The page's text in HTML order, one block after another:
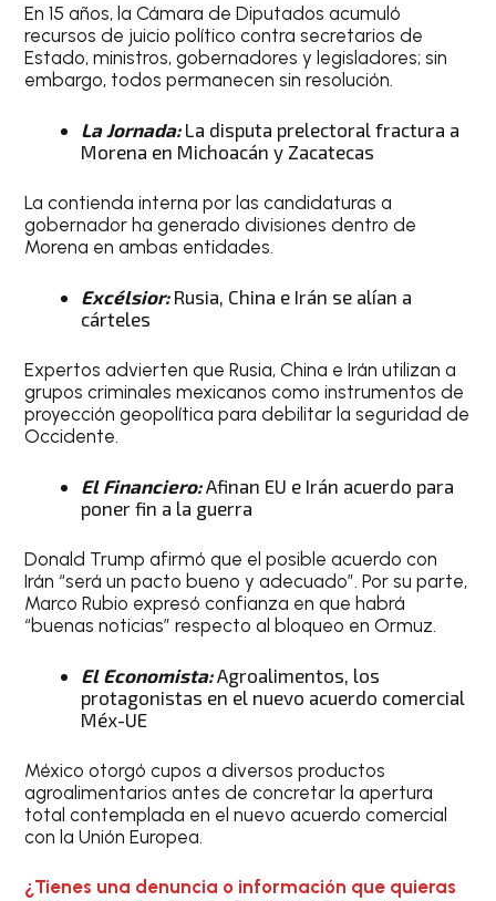
En 15 años, la Cámara de Diputados acumuló
recursos de juicio político contra secretarios de
Estado, ministros, gobernadores y legisladores; sin
embargo, todos permanecen sin resolución.
La Jornada:La disputa prelectoral fractura a
Morena en Michoacán y Zacatecas
La contienda interna por las candidaturas a
gobernador ha generado divisiones dentro de
Morena en ambas entidades.
Excélsior:Rusia, China e Irán se alían a
cárteles
Expertos advierten que Rusia, China e Irán utilizan a
grupos criminales mexicanos como instrumentos de
proyección geopolítica para debilitar la seguridad de
Occidente.
El Financiero:Afinan EU e Irán acuerdo para
poner fin a la guerra
Donald Trump afirmó que el posible acuerdo con
Irán “será un pacto bueno y adecuado”. Por su parte,
Marco Rubio expresó confianza en que habrá
“buenas noticias” respecto al bloqueo en Ormuz.
El Economista:Agroalimentos, los
protagonistas en el nuevo acuerdo comercial
Méx-UE
México otorgó cupos a diversos productos
agroalimentarios antes de concretar la apertura
total contemplada en el nuevo acuerdo comercial
con la Unión Europea.
¿Tienes una denuncia o información que quieras